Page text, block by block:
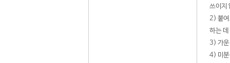
쓰이지
2) 붙여
하는
3) 가운
4) 미분